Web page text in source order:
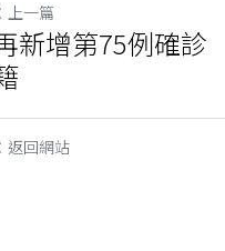
上一篇
新增第75例確
返回網站